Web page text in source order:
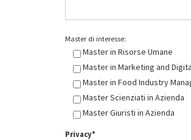
Master di interesse:
Master in Risorse Umane
Master in Marketing and
Master in Food Industry
Master Scienziati in Azienda
Master Giuristi in Azienda
Privacy*